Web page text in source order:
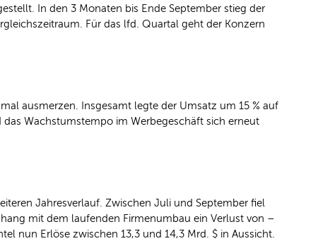
In den 3 Monaten bis Ende September stieg der
Für das lfd. Quartal geht der Konzern
ausmerzen. Insgesamt legte der Umsatz um 15 % auf
Wachstumstempo im Werbegeschäft sich erneut
Jahresverlauf. Zwischen Juli und September fiel
mit dem laufenden Firmenumbau ein Verlust von –
nun Erlöse zwischen 13,3 und 14,3 Mrd. $ in Aussicht.